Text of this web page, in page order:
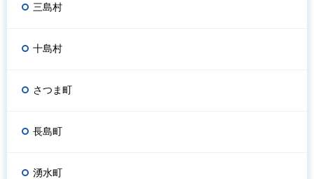
三島村
十島村
さつま町
長島町
湧水町